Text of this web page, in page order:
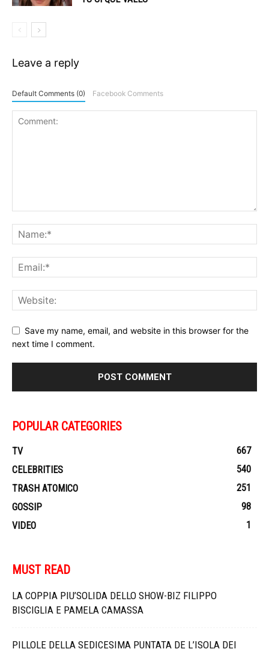
Leave a reply
Default Comments (0) Facebook Comments
Save my name, email, and website in this browser for the
next time I comment.
POPULAR CATEGORIES
TV
667
CELEBRITIES
540
TRASH ATOMICO
251
GOSSIP
98
VIDEO
1
MUST READ
LA COPPIA PIU’SOLIDA DELLO SHOW-BIZ FILIPPO
BISCIGLIA E PAMELA CAMASSA
PILLOLE DELLA SEDICESIMA PUNTATA DE L’ISOLA DEI